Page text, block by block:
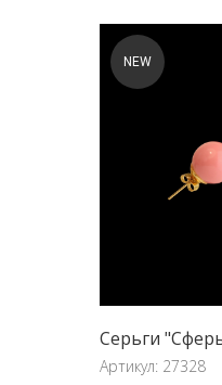
NEW
Серьги
Артикул: 27328